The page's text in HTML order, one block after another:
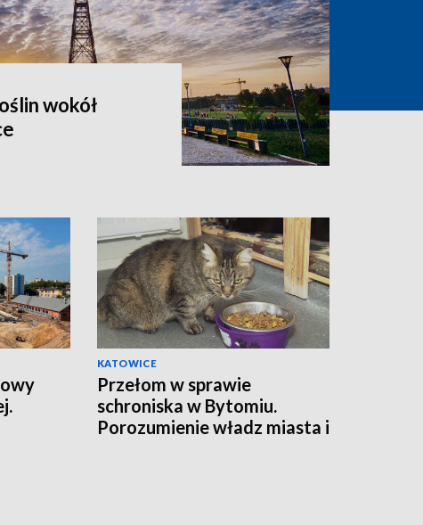
wokół
KATOWICE
Przełom w sprawie
schroniska w Bytomiu.
Porozumienie władz miasta i